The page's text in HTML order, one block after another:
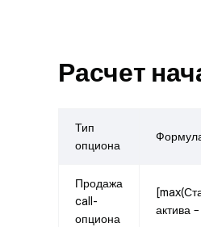
Расчет
Тип
опциона
Продажа
call-
опциона
актива